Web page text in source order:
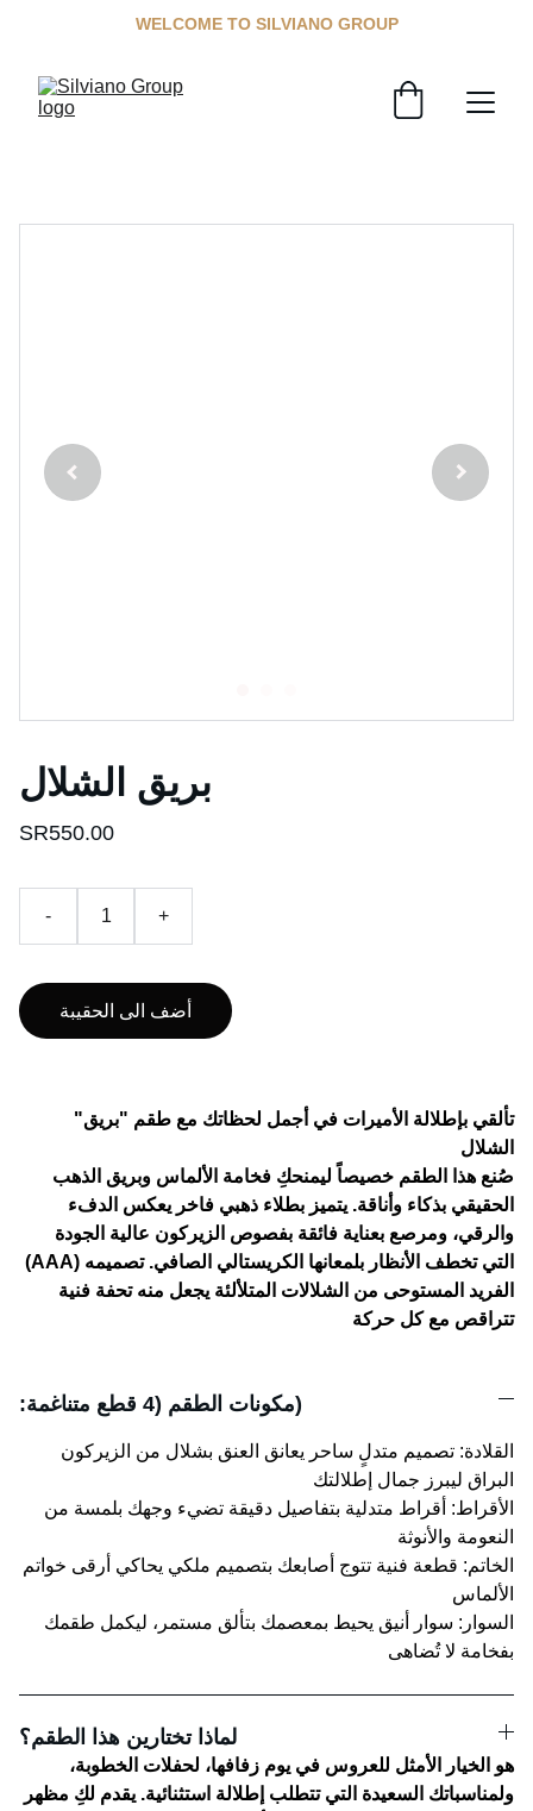
WELCOME TO SILVIANO GROUP
بريق الشلال
SR550.00
- +
أضف الى الحقيبة
"تألقي بإطلالة الأميرات في أجمل لحظاتك مع طقم "بريق
الشلال
​صُنع هذا الطقم خصيصاً ليمنحكِ فخامة الألماس وبريق الذهب
الحقيقي بذكاء وأناقة. يتميز بطلاء ذهبي فاخر يعكس الدفء
والرقي، ومرصع بعناية فائقة بفصوص الزيركون عالية الجودة
(AAA) التي تخطف الأنظار بلمعانها الكريستالي الصافي. تصميمه
الفريد المستوحى من الشلالات المتلألئة يجعل منه تحفة فنية
تتراقص مع كل حركة
:​مكونات الطقم (4 قطع متناغمة)
​القلادة: تصميم متدلٍ ساحر يعانق العنق بشلال من الزيركون
البراق ليبرز جمال إطلالتك
​الأقراط: أقراط متدلية بتفاصيل دقيقة تضيء وجهك بلمسة من
النعومة والأنوثة
​الخاتم: قطعة فنية تتوج أصابعك بتصميم ملكي يحاكي أرقى خواتم
الألماس
​السوار: سوار أنيق يحيط بمعصمك بتألق مستمر، ليكمل طقمك
بفخامة لا تُضاهى
​لماذا تختارين هذا الطقم؟
هو الخيار الأمثل للعروس في يوم زفافها، لحفلات الخطوبة،
ولمناسباتك السعيدة التي تتطلب إطلالة استثنائية. يقدم لكِ مظهر